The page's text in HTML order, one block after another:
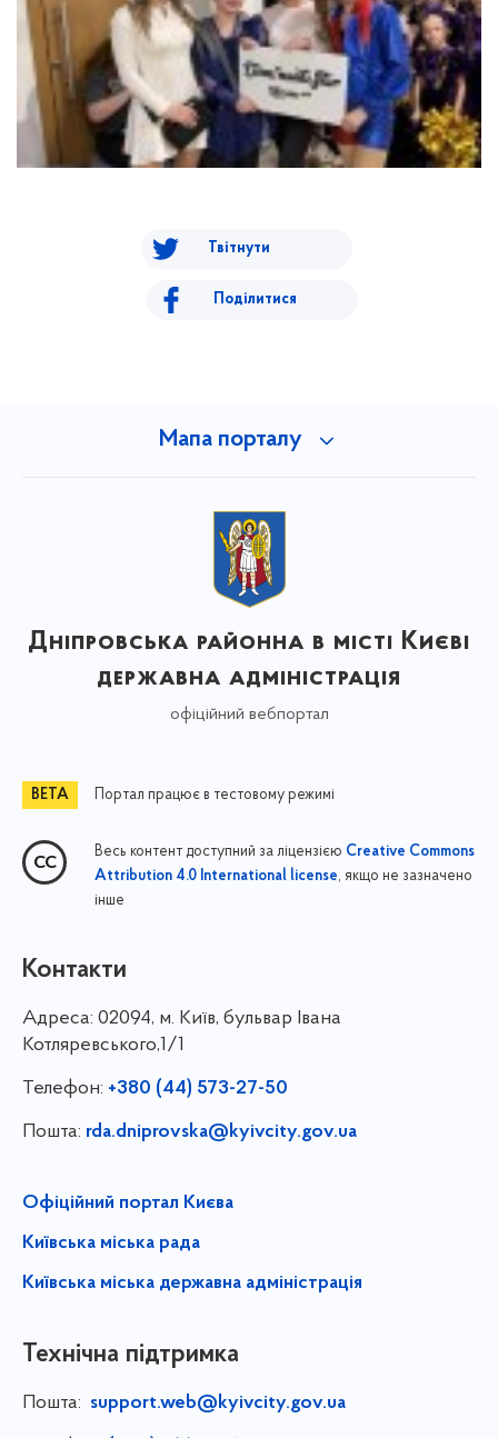
Твітнути
Поділитися
Мапа порталу
Дніпровська районна в місті Києві
державна адміністрація
офіційний вебпортал
Портал працює в тестовому режимі
Весь контент доступний за ліцензією Creative Commons
Attribution 4.0 International license, якщо не зазначено
інше
Контакти
Адреса: 02094, м. Київ, бульвар Івана
Котляревського,1/1
Телефон: +380 (44) 573-27-50
Пошта: rda.dniprovska@kyivcity.gov.ua
Офіційний портал Києва
Київська міська рада
Київська міська державна адміністрація
Технічна підтримка
Пошта: support.web@kyivcity.gov.ua